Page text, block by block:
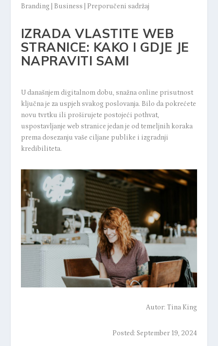
Branding Business Preporučeni sadržaj
IZRADA VLASTITE WEB
STRANICE: KAKO I GDJE JE
NAPRAVITI SAMI
U današnjem digitalnom dobu, snažna online prisutnost
ključna je za uspjeh svakog poslovanja. Bilo da pokrećete
novu tvrtku ili proširujete postojeći pothvat,
uspostavljanje web stranice jedan je od temeljnih koraka
prema dosezanju vaše ciljane publike i izgradnji
kredibiliteta.
Autor:Tina King
Posted: September 19, 2024